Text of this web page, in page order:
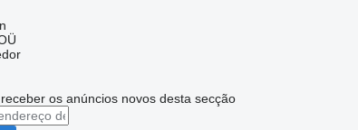
os anúncios novos desta secção